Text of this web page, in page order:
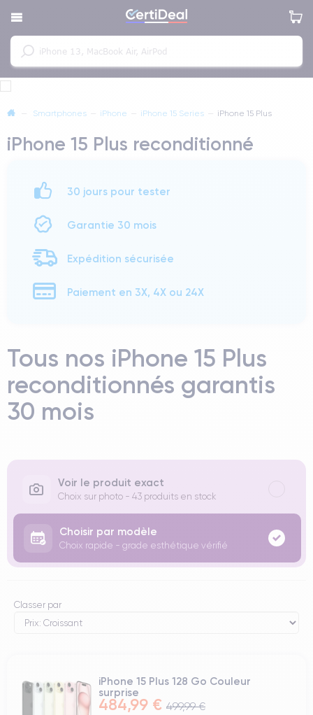
— Smartphones — iPhone — iPhone 15 Series — iPhone 15 Plus
iPhone 15 Plus reconditionné
30 jours pour tester
Garantie 30 mois
Expédition sécurisée
Paiement en 3X, 4X ou 24X
Tous nos iPhone 15 Plus
reconditionnés garantis
30 mois
Voir le produit exact
Choix sur photo - 43 produits en stock
Choisir par modèle
Choix rapide - grade esthétique vérifié
Classer par
iPhone 15 Plus 128 Go Couleur
surprise
484,99 € 499,99 €